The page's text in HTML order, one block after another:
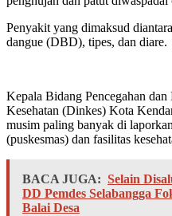
Penyakit yang dimaksud
dangue (DBD), tipes, dan diare.
Kepala Bidang Pencegahan
Kesehatan (Dinkes) Kota
musim paling banyak di
(puskesmas) dan fasilitas
BACA JUGA: Selain
DD Pemdes Selabangga
Balai Desa